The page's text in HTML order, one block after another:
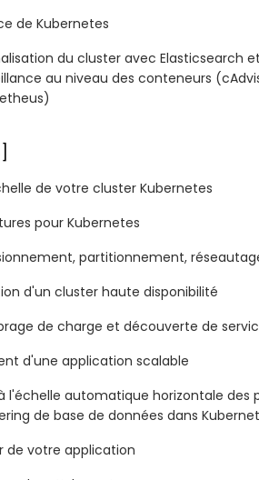
de Kubernetes
du cluster avec Elasticsearch
au niveau des conteneurs
de votre cluster Kubernetes
pour Kubernetes
partitionnement,
d'un cluster haute disponibilité
de charge et découverte de
d'une application scalable
l'échelle automatique horizontale des
de base de données dans
de votre application